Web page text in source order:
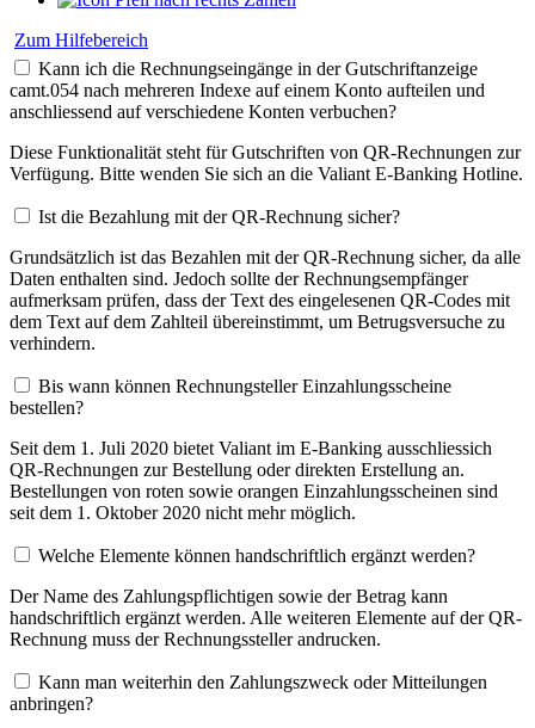
Zum Hilfebereich
Kann ich die Rechnungseingänge in der Gutschriftanzeige
camt.054 nach mehreren Indexe auf einem Konto aufteilen und
anschliessend auf verschiedene Konten verbuchen?
Diese Funktionalität steht für Gutschriften von QR-Rechnungen zur
Verfügung. Bitte wenden Sie sich an die Valiant E-Banking Hotline.
Ist die Bezahlung mit der QR-Rechnung sicher?
Grundsätzlich ist das Bezahlen mit der QR-Rechnung sicher, da alle
Daten enthalten sind. Jedoch sollte der Rechnungsempfänger
aufmerksam prüfen, dass der Text des eingelesenen QR-Codes mit
dem Text auf dem Zahlteil übereinstimmt, um Betrugsversuche zu
verhindern.
Bis wann können Rechnungsteller Einzahlungsscheine
bestellen?
Seit dem 1. Juli 2020 bietet Valiant im E-Banking ausschliessich
QR-Rechnungen zur Bestellung oder direkten Erstellung an.
Bestellungen von roten sowie orangen Einzahlungsscheinen sind
seit dem 1. Oktober 2020 nicht mehr möglich.
Welche Elemente können handschriftlich ergänzt werden?
Der Name des Zahlungspflichtigen sowie der Betrag kann
handschriftlich ergänzt werden. Alle weiteren Elemente auf der QR-
Rechnung muss der Rechnungssteller andrucken.
Kann man weiterhin den Zahlungszweck oder Mitteilungen
anbringen?